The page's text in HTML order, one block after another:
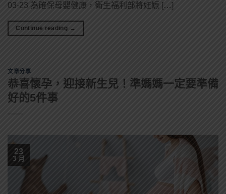
03-23 為確保母嬰健康，衛生福利部將妊娠 […]
Continue reading →
文章分享
恭喜懷孕，迎接新生兒！準媽媽一定要準備
好的5件事
23
3 月